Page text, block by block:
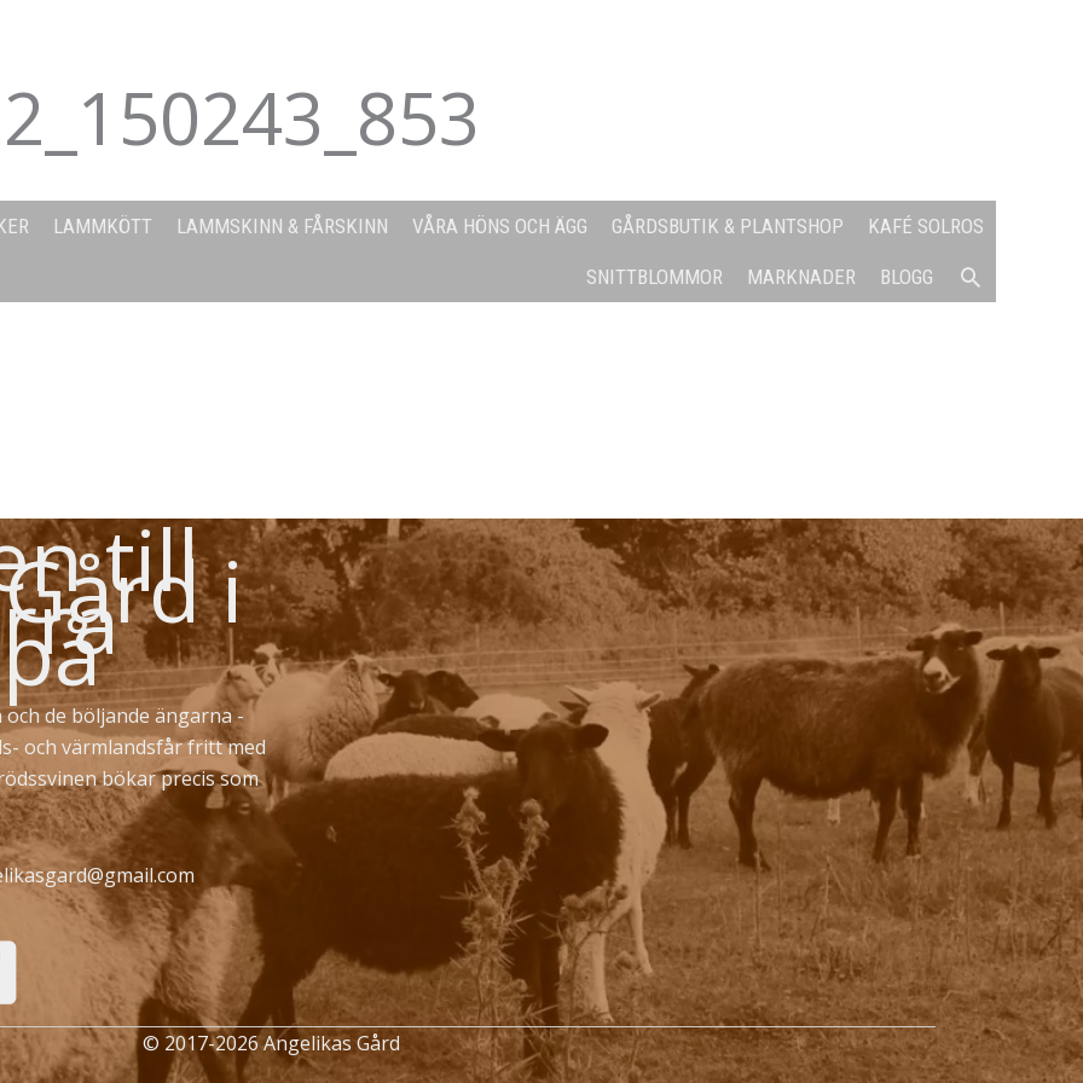
LAMMKÖTT LAMMSKINN & FÅRSKINN VÅRA HÖNS OCH ÄGG GÅRDSBUTIK & PLANTSHOP KAFÉ SOLROS
SNITTBLOMMOR MARKNADER BLOGG SÖK
till i
de böljande ängarna -
och värmlandsfår fritt med
bökar precis som
© 2017-2026 Angelikas Gård